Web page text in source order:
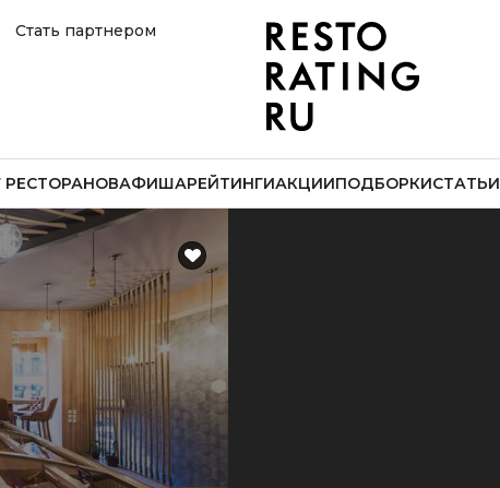
Стать партнером
РЕСТОРАНОВАФИШАРЕЙТИНГИАКЦИИПОДБОРКИСТАТЬИ